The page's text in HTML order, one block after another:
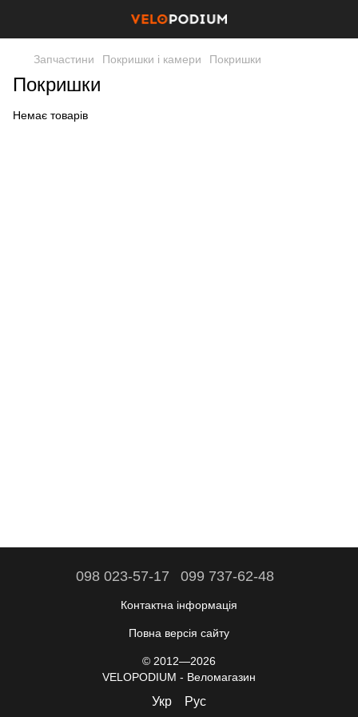
Запчастини Покришки і камери Покришки
Покришки
Немає товарів
098 023-57-17 099 737-62-48
Контактна інформація
Повна версія сайту
© 2012—2026
VELOPODIUM - Веломагазин
Укр Рус